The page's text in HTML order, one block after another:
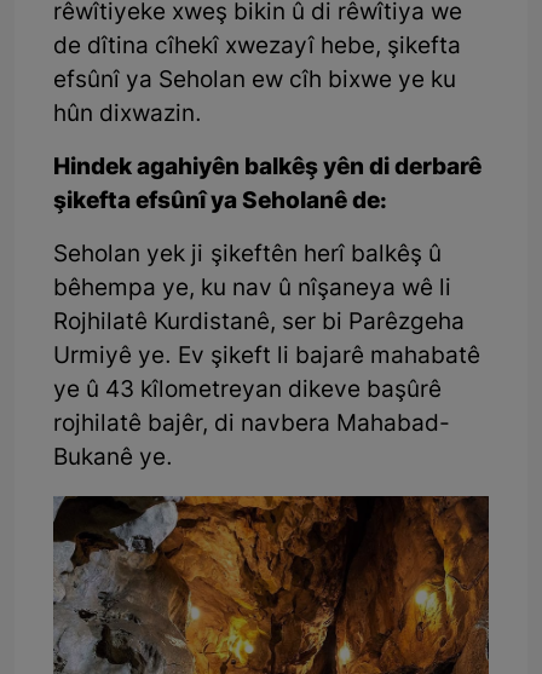
rêwîtiyeke xweş bikin û di rêwîtiya we
de dîtina cîhekî xwezayî hebe, şikefta
efsûnî ya Seholan ew cîh bixwe ye ku
hûn dixwazin.
Hindek agahiyên balkêş yên di derbarê
şikefta efsûnî ya Seholanê de:
Seholan yek ji şikeftên herî balkêş û
bêhempa ye, ku nav û nîşaneya wê li
Rojhilatê Kurdistanê, ser bi Parêzgeha
Urmiyê ye. Ev şikeft li bajarê mahabatê
ye û 43 kîlometreyan dikeve başûrê
rojhilatê bajêr, di navbera Mahabad-
Bukanê ye.